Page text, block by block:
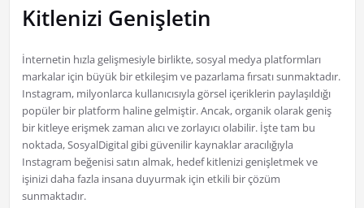
Kitlenizi Genişletin
İnternetin hızla gelişmesiyle birlikte, sosyal medya platformları
markalar için büyük bir etkileşim ve pazarlama fırsatı sunmaktadır.
Instagram, milyonlarca kullanıcısıyla görsel içeriklerin paylaşıldığı
popüler bir platform haline gelmiştir. Ancak, organik olarak geniş
bir kitleye erişmek zaman alıcı ve zorlayıcı olabilir. İşte tam bu
noktada, SosyalDigital gibi güvenilir kaynaklar aracılığıyla
Instagram beğenisi satın almak, hedef kitlenizi genişletmek ve
işinizi daha fazla insana duyurmak için etkili bir çözüm
sunmaktadır.